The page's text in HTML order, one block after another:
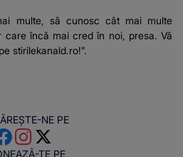
multe, să cunosc cât mai multe
care încă mai cred în noi, presa. Vă
stirilekanald.ro!”.
NE PE
TE PE